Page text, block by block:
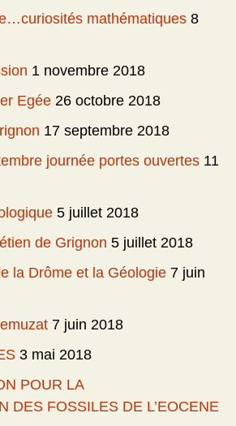
mathématiques 8
1 novembre 2018
Egée 26 octobre 2018
17 septembre 2018
journée portes ouvertes 11
5 juillet 2018
de Grignon 5 juillet 2018
la Drôme et la Géologie 7 juin
7 juin 2018
3 mai 2018
POUR LA
DES FOSSILES DE L’EOCENE